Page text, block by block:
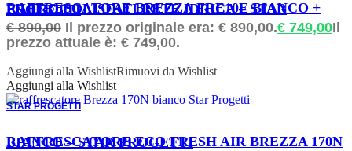
RAFFRESCATORE BREZZA FRE10E BIANCO + FILTRO POLISFATI RETE IDRICA – STAR PROGETTI
€890,00 Il prezzo originale era: € 890,00.€ 749,00Il
prezzo attuale è: € 749,00.
Aggiungi alla WishlistRimuovi da Wishlist
Aggiungi alla Wishlist
STAR PROGETTI
ORDINABILE
RAFFRESCATORE ECO FRESH AIR BREZZA 170N BIANCO – STAR PROGETTI